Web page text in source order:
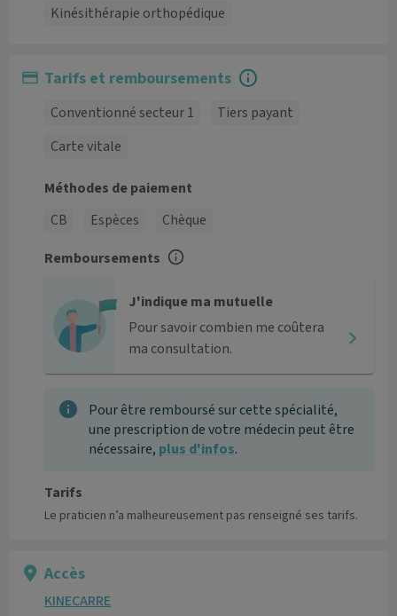
Kinésithérapie orthopédique
Tarifs et remboursements
Conventionné secteur 1
Tiers payant
Carte vitale
Méthodes de paiement
CB
Espèces
Chèque
Remboursements
J'indique ma mutuelle
Pour savoir combien me coûtera
ma consultation.
Pour être remboursé sur cette spécialité,
une prescription de votre médecin peut être
nécessaire, plus d'infos.
Tarifs
Le praticien n’a malheureusement pas renseigné ses tarifs.
Accès
KINECARRE